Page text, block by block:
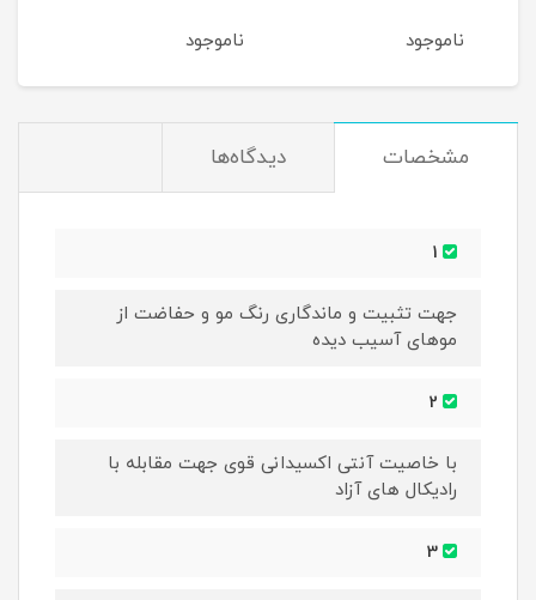
ناموجود ناموجود
مشخصات دیدگاه‌ها
جهت تثبیت و ماندگاری رنگ مو و حفاضت از
موهای آسیب دیده
با خاصیت آنتی اکسیدانی قوی جهت مقابله با
رادیکال های آزاد